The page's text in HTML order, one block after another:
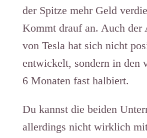
der Spitze mehr Geld
Kommt drauf an. Auch der
von Tesla hat sich nicht
entwickelt, sondern in den
6 Monaten fast halbiert.
Du kannst die beiden
allerdings nicht wirklich